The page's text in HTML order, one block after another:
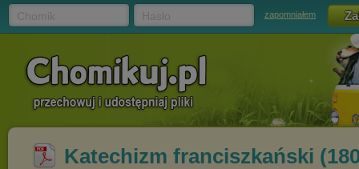
zapomniałem
Katechizm franciszkański